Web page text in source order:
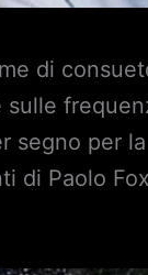
di
sulle
segno per
di Paolo